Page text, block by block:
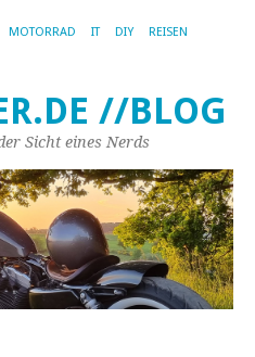
MOTORRAD IT DIY REISEN
//BLOG
Sicht eines Nerds